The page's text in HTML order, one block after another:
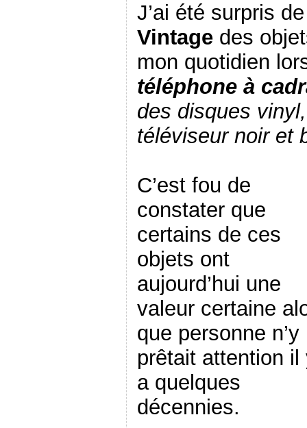
J’ai été surpris
Vintagedes
mon quotidien
téléphone à
des disques
téléviseur noir et
C’est fou de
constater que
certains de ces
objets ont
aujourd’hui une
valeur certaine
que personne n’y
prêtait attention il
a quelques
décennies.